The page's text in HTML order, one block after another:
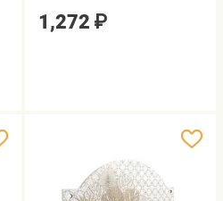
1,272 ₽